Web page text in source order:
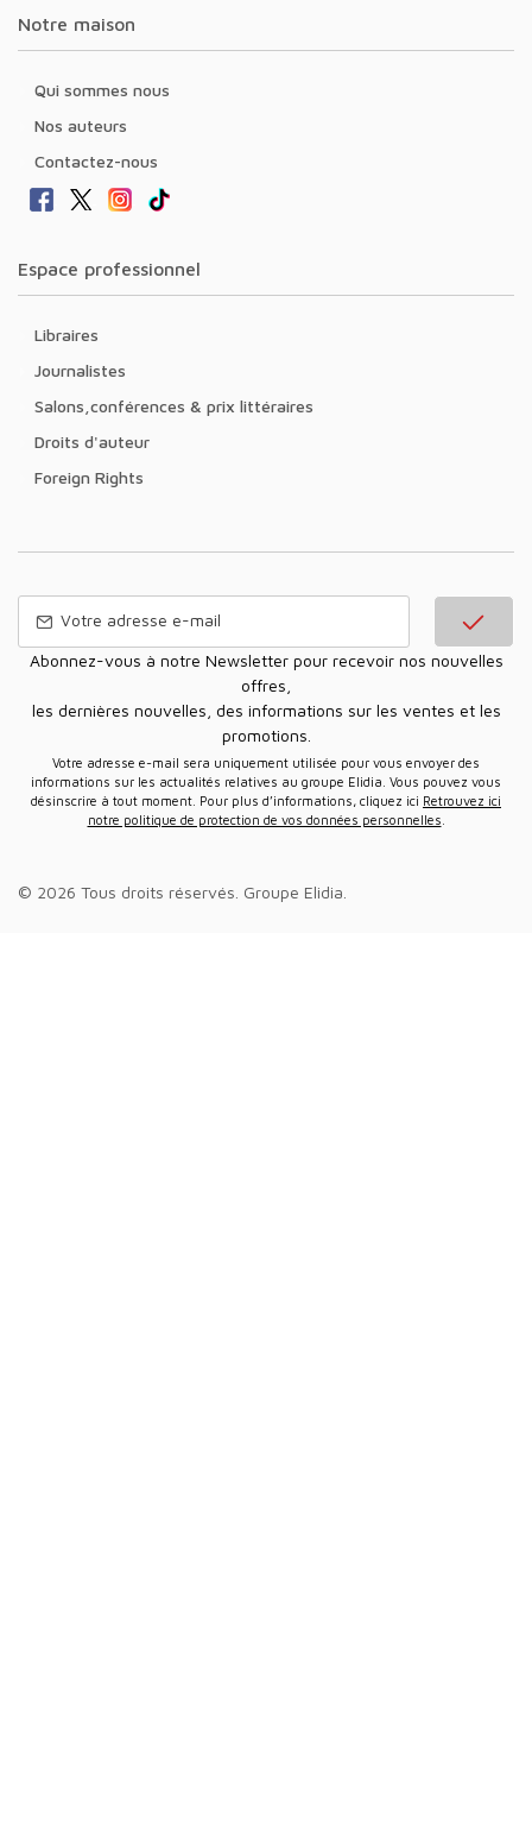
Notre maison
Qui sommes nous
Nos auteurs
Contactez-nous
Espace professionnel
Libraires
Journalistes
Salons,conférences & prix littéraires
Droits d'auteur
Foreign Rights
Abonnez-vous à notre Newsletter pour recevoir nos nouvelles
offres,
les dernières nouvelles, des informations sur les ventes et les
promotions.
Votre adresse e-mail sera uniquement utilisée pour vous envoyer des
informations sur les actualités relatives au groupe Elidia. Vous pouvez vous
désinscrire à tout moment. Pour plus d’informations, cliquez ici Retrouvez ici
notre politique de protection de vos données personnelles
© 2026 Tous droits réservés. Groupe Elidia